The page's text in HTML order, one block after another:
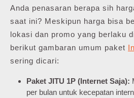
Anda penasaran berapa sih
saat ini? Meskipun harga bisa
lokasi dan promo yang berlaku
berikut gambaran umum paket
sering dicari:
Paket JITU 1P (Internet Saja):
per bulan untuk kecepatan